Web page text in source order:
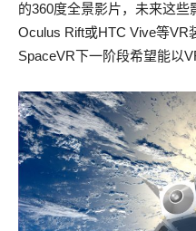
的360度全景影片，未来这些
Oculus Rift或HTC Vive等VR
SpaceVR下一阶段希望能以